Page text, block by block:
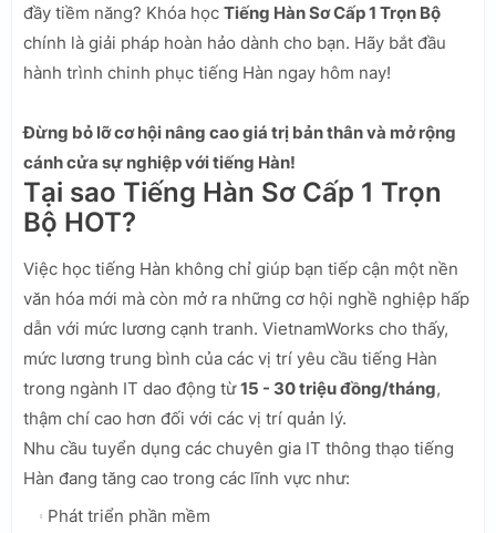
đầy tiềm năng? Khóa học Tiếng Hàn Sơ Cấp 1 Trọn Bộ
chính là giải pháp hoàn hảo dành cho bạn. Hãy bắt đầu
hành trình chinh phục tiếng Hàn ngay hôm nay!
Đừng bỏ lỡ cơ hội nâng cao giá trị bản thân và mở rộng
cánh cửa sự nghiệp với tiếng Hàn!
Tại sao Tiếng Hàn Sơ Cấp 1 Trọn
Bộ HOT?
Việc học tiếng Hàn không chỉ giúp bạn tiếp cận một nền
văn hóa mới mà còn mở ra những cơ hội nghề nghiệp hấp
dẫn với mức lương cạnh tranh. VietnamWorks cho thấy,
mức lương trung bình của các vị trí yêu cầu tiếng Hàn
trong ngành IT dao động từ15 - 30 triệu đồng/tháng,
thậm chí cao hơn đối với các vị trí quản lý.
Nhu cầu tuyển dụng các chuyên gia IT thông thạo tiếng
Hàn đang tăng cao trong các lĩnh vực như:
Phát triển phần mềm